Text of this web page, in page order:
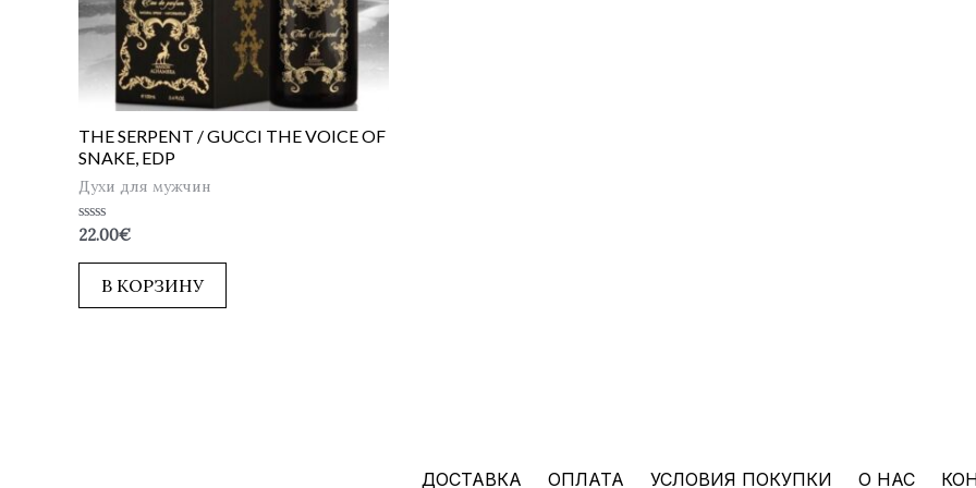
THE SERPENT / GUCCI THE VOICE OF
SNAKE, EDP
Духи для мужчин
Оценка
из
22.00€
В КОРЗИНУ
ДОСТАВКА ОПЛАТА УСЛОВИЯ ПОКУПКИ О НАС